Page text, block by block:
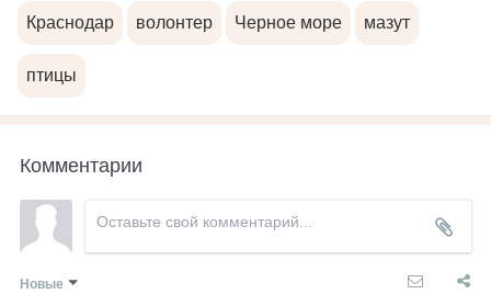
Краснодар волонтер Черное море мазут
птицы
Комментарии
Новые